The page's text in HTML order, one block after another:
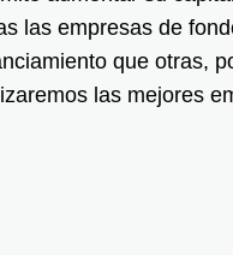
las empresas de
que otras,
las mejores